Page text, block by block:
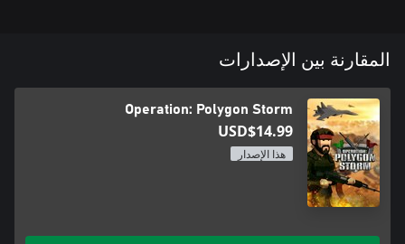
المقارنة بين الإصدارات
Operation: Polygon Storm
USD$14.99
هذا الإصدار